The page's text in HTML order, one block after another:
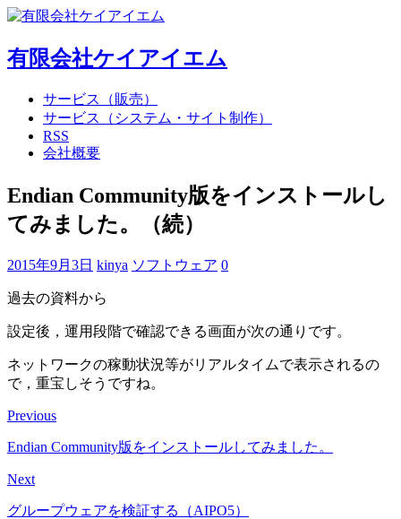
有限会社ケイアイエム
サービス（販売）
サービス（システム・サイト制作）
RSS
会社概要
Endian Community版をインストールし
てみました。（続）
2015年9月3日 kinya ソフトウェア 0
過去の資料から
設定後，運用段階で確認できる画面が次の通りです。
ネットワークの稼動状況等がリアルタイムで表示されるの
で，重宝しそうですね。
Previous
Endian Community版をインストールしてみました。
Next
グループウェアを検証する（AIPO5）